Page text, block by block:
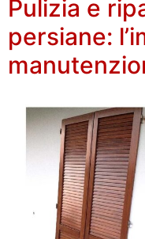
Pulizia e
persiane: